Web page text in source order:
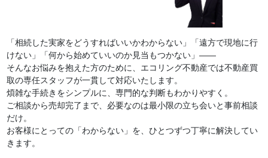
「相続した実家をどうすればいいかわからない」「遠方で現地に行
けない」「何から始めていいのか見当もつかない」――
そんなお悩みを抱えた方のために、エコリング不動産では不動産買
取の専任スタッフが一貫して対応いたします。
煩雑な手続きをシンプルに、専門的な判断もわかりやすく。
ご相談から売却完了まで、必要なのは最小限の立ち会いと事前相談
だけ。
お客様にとっての「わからない」を、ひとつずつ丁寧に解決してい
きます。